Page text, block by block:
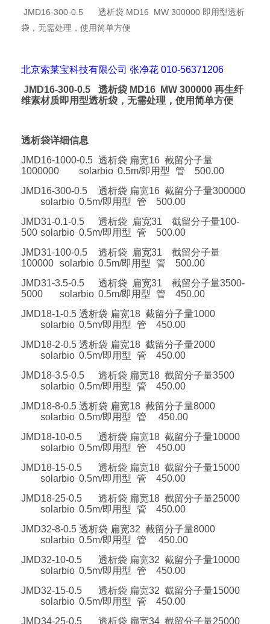
JMD16-300-0.5
透析袋 MD16 MW 300000 即用型透析
袋，无需处理，使用简单方便
北京索莱宝科技有限公司 张净花 010-56371206
JMD16-300-0.5
透析袋 MD16 MW 300000 再生纤
维素材质即用型透析袋，无需处理，使用简单方便
透析袋详细信息
JMD16-1000-0.5 透析袋 扁宽16 截留分子量
1000000
solarbio 0.5m/即用型 管
500.00
JMD16-300-0.5
透析袋 扁宽16 截留分子量300000
solarbio 0.5m/即用型 管
500.00
JMD31-0.1-0.5
透析袋 扁宽31 截留分子量100-
500 solarbio 0.5m/即用型 管
500.00
JMD31-100-0.5
透析袋 扁宽31 截留分子量
100000 solarbio 0.5m/即用型 管
500.00
JMD31-3.5-0.5
透析袋 扁宽31 截留分子量3500-
5000
solarbio 0.5m/即用型 管
450.00
JMD18-1-0.5 透析袋 扁宽18 截留分子量1000
solarbio 0.5m/即用型 管
450.00
JMD18-2-0.5 透析袋 扁宽18 截留分子量2000
solarbio 0.5m/即用型 管
450.00
JMD18-3.5-0.5
透析袋 扁宽18 截留分子量3500
solarbio 0.5m/即用型 管
450.00
JMD18-8-0.5 透析袋 扁宽18 截留分子量8000
solarbio 0.5m/即用型 管
450.00
JMD18-10-0.5
透析袋 扁宽18 截留分子量10000
solarbio 0.5m/即用型 管
450.00
JMD18-15-0.5
透析袋 扁宽18 截留分子量15000
solarbio 0.5m/即用型 管
450.00
JMD18-25-0.5
透析袋 扁宽18 截留分子量25000
solarbio 0.5m/即用型 管
450.00
JMD32-8-0.5 透析袋 扁宽32 截留分子量8000
solarbio 0.5m/即用型 管
450.00
JMD32-10-0.5
透析袋 扁宽32 截留分子量10000
solarbio 0.5m/即用型 管
450.00
JMD32-15-0.5
透析袋 扁宽32 截留分子量15000
solarbio 0.5m/即用型 管
450.00
JMD34-25-0.5
透析袋 扁宽34 截留分子量25000